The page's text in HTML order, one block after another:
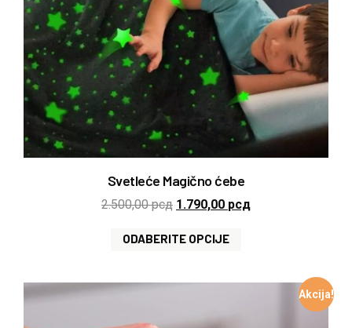
Svetleće Magično ćebe
2.500,00рсд 1.790,00 рсд
ODABERITE OPCIJE
Akcija!